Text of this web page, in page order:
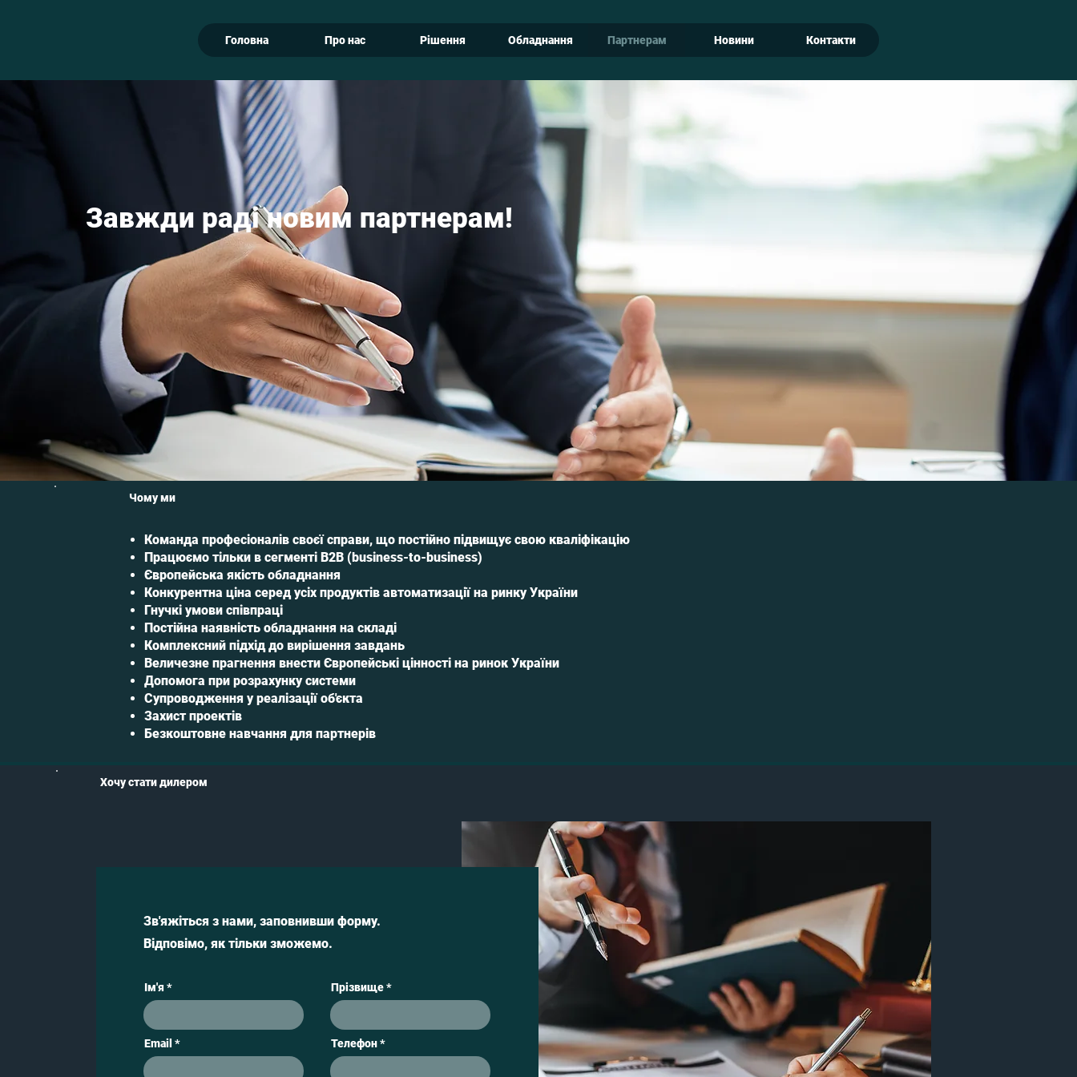
Головна Про нас Рішення Обладнання Партнерам Новини Контакти
Завжди раді новим партнерам!
Чому ми
Команда професіоналів своєї справи, що постійно підвищує свою кваліфікацію
Працюємо тільки в сегменті В2В (business-to-business)
Європейська якість обладнання
Конкурентна ціна серед усіх продуктів автоматизації на ринку України
Гнучкі умови співпраці
Постійна наявність обладнання на складі
Комплексний підхід до вирішення завдань
Величезне прагнення внести Європейські цінності на ринок України
Допомога при розрахунку системи
Супроводження у реалізації об'єкта
Захист проектів
Безкоштовне навчання для партнерів
Хочу стати дилером
Зв'яжіться з нами, заповнивши форму.
Відповімо, як тільки зможемо.
Ім'я
Email
Прізвище
Телефон